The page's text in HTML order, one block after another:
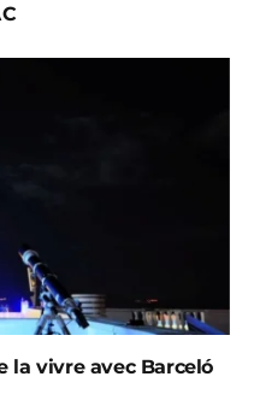
la vivre avec Barceló